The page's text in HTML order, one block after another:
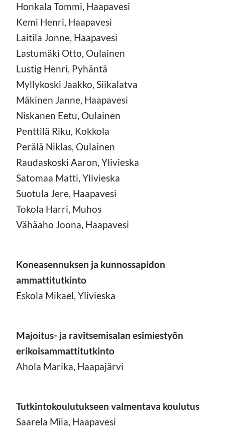
Honkala Tommi, Haapavesi
Kemi Henri, Haapavesi
Laitila Jonne, Haapavesi
Lastumäki Otto, Oulainen
Lustig Henri, Pyhäntä
Myllykoski Jaakko, Siikalatva
Mäkinen Janne, Haapavesi
Niskanen Eetu, Oulainen
Penttilä Riku, Kokkola
Perälä Niklas, Oulainen
Raudaskoski Aaron, Ylivieska
Satomaa Matti, Ylivieska
Suotula Jere, Haapavesi
Tokola Harri, Muhos
Vähäaho Joona, Haapavesi
Koneasennuksen ja kunnossapidon
ammattitutkinto
Eskola Mikael, Ylivieska
Majoitus- ja ravitsemisalan esimiestyön
erikoisammattitutkinto
Ahola Marika, Haapajärvi
Tutkintokoulutukseen valmentava koulutus
Saarela Miia, Haapavesi